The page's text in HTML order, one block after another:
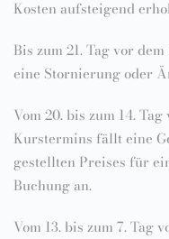
Kosten aufsteigend
Bis zum 21. Tag vor
eine Stornierung oder
Vom 20. bis zum 14.
Kurstermins fällt eine
gestellten Preises für
Buchung an.
Vom 13. bis zum 7. Tag